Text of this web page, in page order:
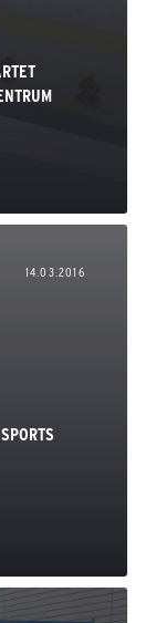
14.03.2016